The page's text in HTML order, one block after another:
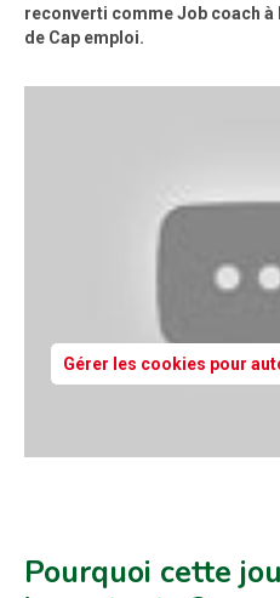
reconverti comme Job coach
de Cap emploi.
Gérer les cookies pour
Pourquoi cette